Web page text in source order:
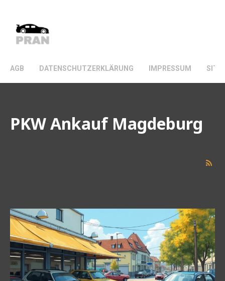
AGB DATENSCHUTZERKLÄRUNG IMPRESSUM
PKW Ankauf Magdeburg